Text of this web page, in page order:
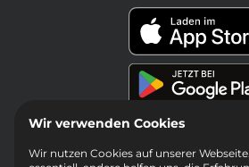
Wir verwenden Cookies
Wir nutzen Cookies auf unserer